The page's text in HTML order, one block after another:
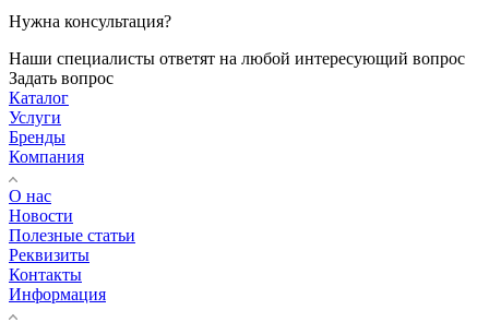
Нужна консультация?
Наши специалисты ответят на любой интересующий вопрос
Задать вопрос
Каталог
Услуги
Бренды
Компания
О нас
Новости
Полезные статьи
Реквизиты
Контакты
Информация